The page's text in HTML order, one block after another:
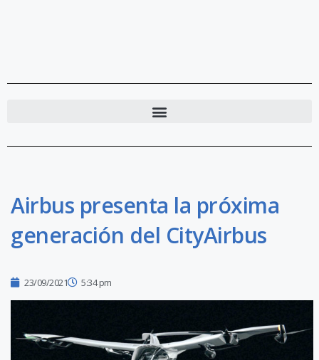
Airbus presenta la próxima
generación del CityAirbus
23/09/2021 5:34 pm